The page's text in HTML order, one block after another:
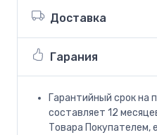
Доставка
Гарания
Гарантийный срок на
составляет 12
Товара Покупателем,